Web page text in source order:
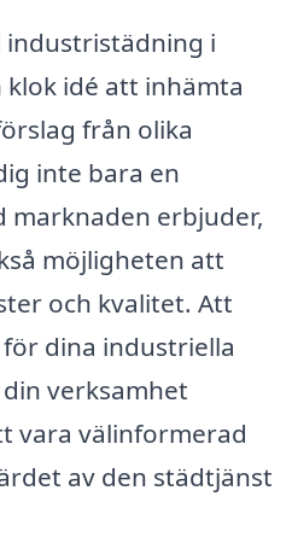
i
klok idé att inhämta
från olika
inte bara en
erbjuder,
möjligheten att
och kvalitet. Att
dina industriella
verksamhet
vara välinformerad
av den städtjänst